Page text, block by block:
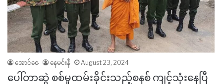
အောင်ဇေ နေမင်းနီ August 23, 2024
ပေါ်တာဆွဲ စစ်မှုထမ်းခိုင်းသည့်စနစ် ကျင့်သုံးနေပြီ